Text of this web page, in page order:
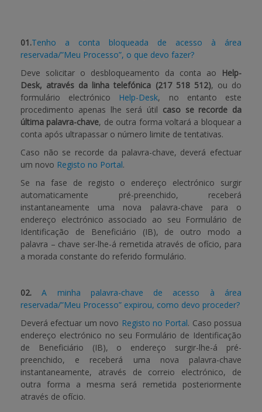
01.Tenho a conta bloqueada de acesso à área
reservada/”Meu Processo”, o que devo fazer?
Deve solicitar o desbloqueamento da conta ao Help-
Desk, através da linha telefónica (217 518 512), ou do
formulário electrónico Help-Desk, no entanto este
procedimento apenas lhe será útil caso se recorde da
última palavra-chave, de outra forma voltará a bloquear a
conta após ultrapassar o número limite de tentativas.
Caso não se recorde da palavra-chave, deverá efectuar
um novo Registo no Portal.
Se na fase de registo o endereço electrónico surgir
automaticamente pré-preenchido, receberá
instantaneamente uma nova palavra-chave para o
endereço electrónico associado ao seu Formulário de
Identificação de Beneficiário (IB), de outro modo a
palavra – chave ser-lhe-á remetida através de ofício, para
a morada constante do referido formulário.
02.
A minha palavra-chave de acesso à área
reservada/”Meu Processo” expirou, como devo proceder?
Deverá efectuar um novo Registo no Portal. Caso possua
endereço electrónico no seu Formulário de Identificação
de Beneficiário (IB), o endereço surgir-lhe-á pré-
preenchido, e receberá uma nova palavra-chave
instantaneamente, através de correio electrónico, de
outra forma a mesma será remetida posteriormente
através de ofício.